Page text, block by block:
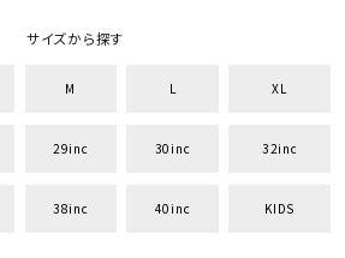
サイズから探す
M L XL
29inc 30inc 32inc
38inc 40inc KIDS